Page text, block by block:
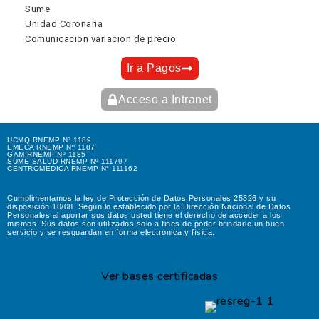
Sume
Unidad Coronaria
Comunicacion variacion de precio
Ir a Pagos
Acceso a Intranet
UCMQ RNEMP Nº 1189
EMECA RNEMP Nº 1187
GAM RNEMP Nº 1185
SUME SALUD RNEMP Nº 111797
CENTROMEDICA RNEMP N° 111162
Cumplimentamos la ley de Protección de Datos Personales 25326 y su
disposición 10/08. Según lo establecido por la Dirección Nacional de Datos
Personales al aportar sus datos usted tiene el derecho de acceder a los
mismos. Sus datos son utilizados solo a fines de poder brindarle un buen
servicio y se resguardan en forma electrónica y física.
Ver bases certificadas